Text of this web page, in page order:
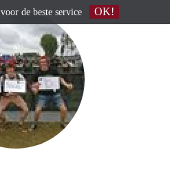
voor de beste service OK!